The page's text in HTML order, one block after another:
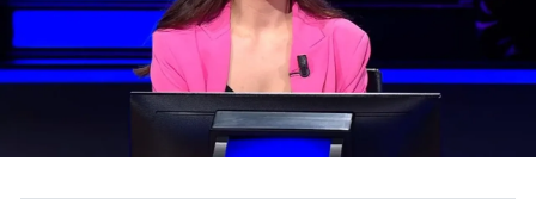
Söyleşi
Foto Şaka
Politika